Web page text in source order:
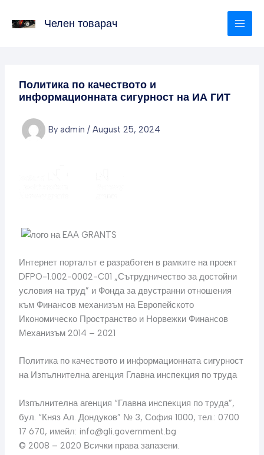
Челен товарач
Политика по качеството и
информационната сигурност на ИА ГИТ
By admin / August 25, 2024
Интернет порталът е разработен в рамките на проект
DFPO-1.002-0002-C01 „Сътрудничество за достойни
условия на труд” и Фонда за двустранни отношения
към Финансов механизъм на Европейското
Икономическо Пространство и Норвежки Финансов
Механизъм 2014 – 2021
Политика по качеството и информационната сигурност
на Изпълнителна агенция Главна инспекция по труда
Изпълнителна агенция “Главна инспекция по труда”,
бул. “Княз Ал. Дондуков” № 3, София 1000, тел.: 0700
17 670, имейл: info@gli.government.bg
© 2008 – 2020 Всички права запазени.